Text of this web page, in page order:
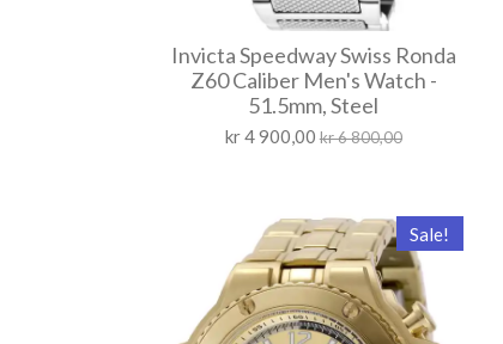
Invicta Speedway Swiss Ronda
Z60 Caliber Men's Watch -
51.5mm, Steel
kr 4 900,00 kr 6 800,00
Sale!